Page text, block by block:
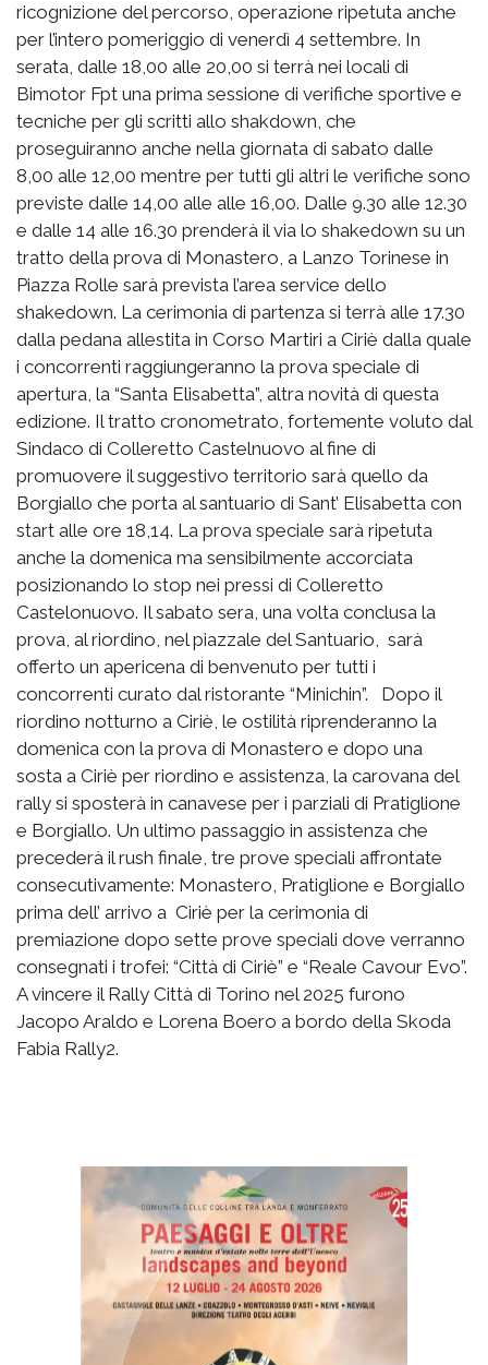
ricognizione del percorso, operazione ripetuta anche
per l’intero pomeriggio di venerdì 4 settembre. In
serata, dalle 18,00 alle 20,00 si terrà nei locali di
Bimotor Fpt una prima sessione di verifiche sportive e
tecniche per gli scritti allo shakdown, che
proseguiranno anche nella giornata di sabato dalle
8,00 alle 12,00 mentre per tutti gli altri le verifiche sono
previste dalle 14,00 alle alle 16,00. Dalle 9.30 alle 12.30
e dalle 14 alle 16.30 prenderà il via lo shakedown su un
tratto della prova di Monastero, a Lanzo Torinese in
Piazza Rolle sarà prevista l’area service dello
shakedown. La cerimonia di partenza si terrà alle 17.30
dalla pedana allestita in Corso Martiri a Ciriè dalla quale
i concorrenti raggiungeranno la prova speciale di
apertura, la “Santa Elisabetta”, altra novità di questa
edizione. Il tratto cronometrato, fortemente voluto dal
Sindaco di Colleretto Castelnuovo al fine di
promuovere il suggestivo territorio sarà quello da
Borgiallo che porta al santuario di Sant’ Elisabetta con
start alle ore 18,14. La prova speciale sarà ripetuta
anche la domenica ma sensibilmente accorciata
posizionando lo stop nei pressi di Colleretto
Castelonuovo. Il sabato sera, una volta conclusa la
prova, al riordino, nel piazzale del Santuario, sarà
offerto un apericena di benvenuto per tutti i
concorrenti curato dal ristorante “Minichin”. Dopo il
riordino notturno a Ciriè, le ostilità riprenderanno la
domenica con la prova di Monastero e dopo una
sosta a Ciriè per riordino e assistenza, la carovana del
rally si sposterà in canavese per i parziali di Pratiglione
e Borgiallo. Un ultimo passaggio in assistenza che
precederà il rush finale, tre prove speciali affrontate
consecutivamente: Monastero, Pratiglione e Borgiallo
prima dell’ arrivo a Ciriè per la cerimonia di
premiazione dopo sette prove speciali dove verranno
consegnati i trofei: “Città di Ciriè” e “Reale Cavour Evo”.
A vincere il Rally Città di Torino nel 2025 furono
Jacopo Araldo e Lorena Boero a bordo della Skoda
Fabia Rally2.